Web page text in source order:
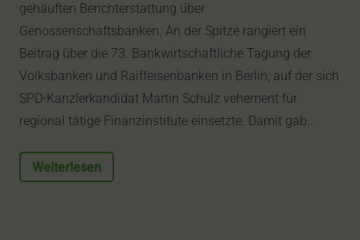
gehäuften Berichterstattung über
Genossenschaftsbanken. An der Spitze rangiert ein
Beitrag über die 73. Bankwirtschaftliche Tagung der
Volksbanken und Raiffeisenbanken in Berlin, auf der sich
SPD-Kanzlerkandidat Martin Schulz vehement für
regional tätige Finanzinstitute einsetzte. Damit gab…
Weiterlesen